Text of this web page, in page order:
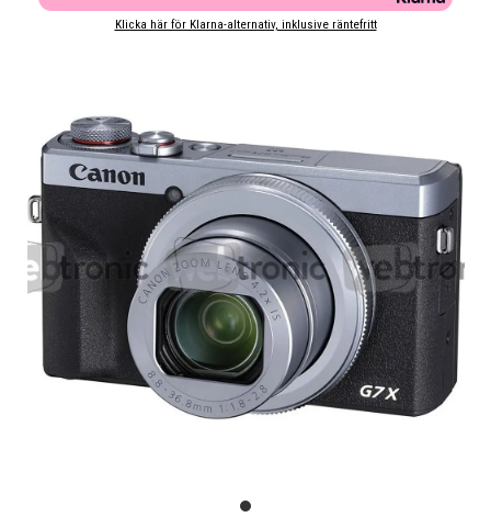
Klicka här för Klarna-alternativ, inklusive räntefritt